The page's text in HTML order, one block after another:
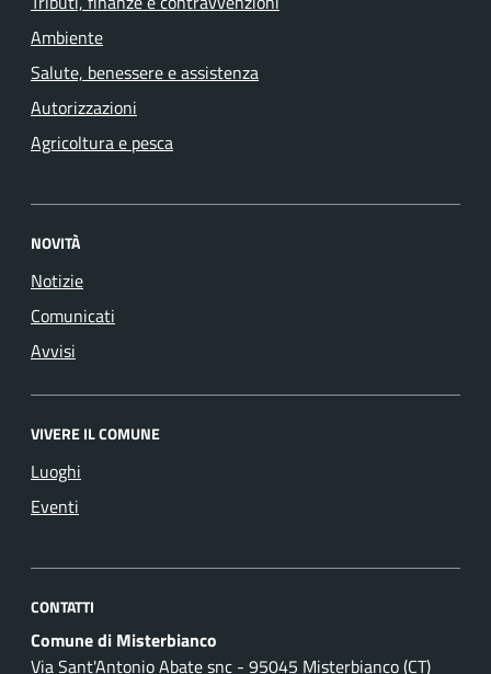
Ambiente
Salute, benessere e assistenza
Autorizzazioni
Agricoltura e pesca
NOVITÀ
Notizie
Comunicati
Avvisi
VIVERE IL COMUNE
Luoghi
Eventi
CONTATTI
Comune di Misterbianco
Via Sant'Antonio Abate snc - 95045 Misterbianco (CT)